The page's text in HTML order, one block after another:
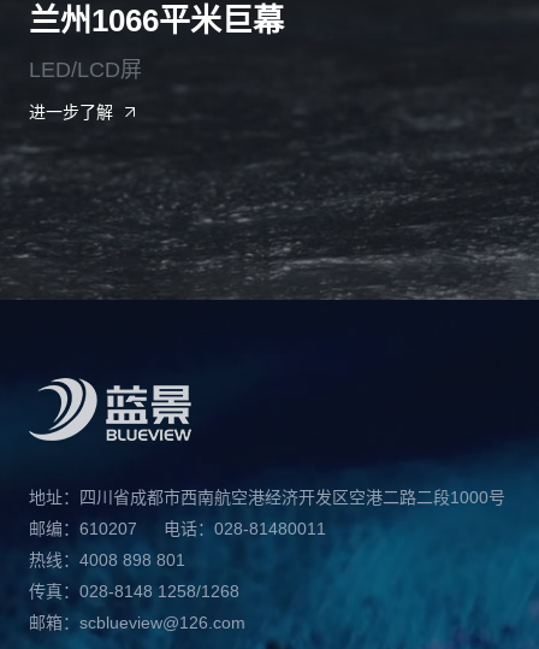
兰州1066平米巨幕
LED/LCD屏
进一步了解
地址：四川省成都市西南航空港经济开发区空港二路二段1000号
邮编：610207
电话：028-81480011
热线：4008 898 801
传真：028-8148 1258/1268
邮箱：scblueview@126.com